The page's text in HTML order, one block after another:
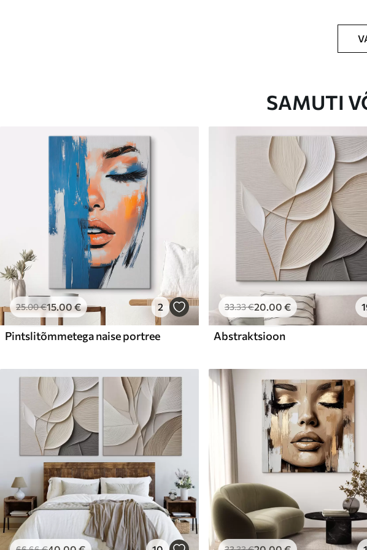
SAMUTI
25.00€15.00 € 2
Pintslitõmmetega naise portree
33.33€20.00 €
Abstraktsioon